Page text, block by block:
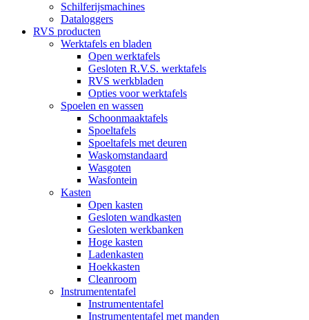
Schilferijsmachines
Dataloggers
RVS producten
Werktafels en bladen
Open werktafels
Gesloten R.V.S. werktafels
RVS werkbladen
Opties voor werktafels
Spoelen en wassen
Schoonmaaktafels
Spoeltafels
Spoeltafels met deuren
Waskomstandaard
Wasgoten
Wasfontein
Kasten
Open kasten
Gesloten wandkasten
Gesloten werkbanken
Hoge kasten
Ladenkasten
Hoekkasten
Cleanroom
Instrumententafel
Instrumententafel
Instrumententafel met manden